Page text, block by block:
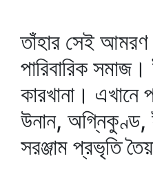
তাঁহার সেই আমরণ
পারিবারিক
কারখানা। এখানে
উনান, অগ্নিকুণ্ড,
সরঞ্জাম প্রভৃতি